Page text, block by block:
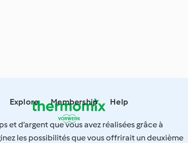
Explore Membership Help
et d’argent que vous avez réalisées grâce à
les possibilités que vous offrirait un deuxième